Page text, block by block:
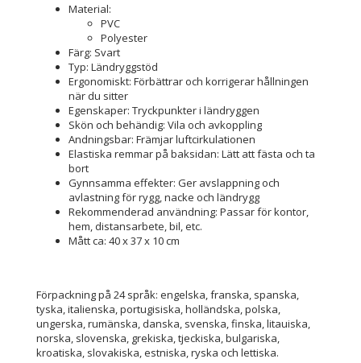
Material:
PVC
Polyester
Färg: Svart
Typ: Ländryggstöd
Ergonomiskt: Förbättrar och korrigerar hållningen
när du sitter
Egenskaper: Tryckpunkter i ländryggen
Skön och behändig: Vila och avkoppling
Andningsbar: Främjar luftcirkulationen
Elastiska remmar på baksidan: Lätt att fästa och ta
bort
Gynnsamma effekter: Ger avslappning och
avlastning för rygg, nacke och ländrygg
Rekommenderad användning: Passar för kontor,
hem, distansarbete, bil, etc.
Mått ca: 40 x 37 x 10 cm
Förpackning på 24 språk: engelska, franska, spanska,
tyska, italienska, portugisiska, holländska, polska,
ungerska, rumänska, danska, svenska, finska, litauiska,
norska, slovenska, grekiska, tjeckiska, bulgariska,
kroatiska, slovakiska, estniska, ryska och lettiska.